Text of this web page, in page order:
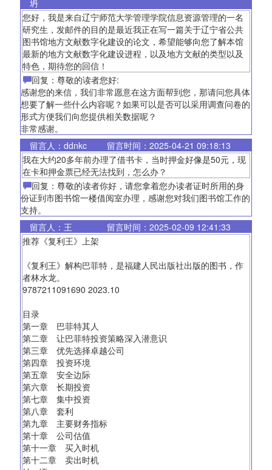
坍
您好，我是来自辽宁师范大学管理学院信息资源管理的一名
研究生，发邮件的目的是最近我正在写一篇关于辽宁省公共
图书馆地方文献数字化建设的论文，希望能够向您了解本馆
最新的地方文献数字化建设进程，以及地方文献的类型以及
特色，期待您的回信！
回复：尊敬的读者您好:
感谢您的来信，我们非常愿意在这方面帮到您，那请问您具体
想要了解一些什么内容呢？如果可以是否可以采用调查问卷的
形式方便我们向您提供相关数据呢？
非常感谢。
留言人：ddnkc
留言时间：2025-04-21 09:18:13
我在大约20多年前办理了借书卡，当时押金好像是50元，现
在卡和押金票已经无法找到，怎么办？
回复：尊敬的读者你好，请您拿着您办读者证时所用的身
份证到市图书馆一楼借阅室办理，感谢您对我们图书馆工作的
支持。
留言人：王
留言时间：2025-02-09 12:41:33
推荐《复利王》上架
《复利王》解构巴菲特，是福建人民出版社出版的图书，作
者林水龙。
9787211091690 2023.10
目录
第一章 巴菲特其人
第二章 让巴菲特投资策略深入潜意识
第三章 优先选择卓越公司
第四章 投资环境
第五章 安全边际
第六章 长期投资
第七章 集中投资
第八章 套利
第九章 主要财务指标
第十章 公司估值
第十一章 买入时机
第十二章 卖出时机